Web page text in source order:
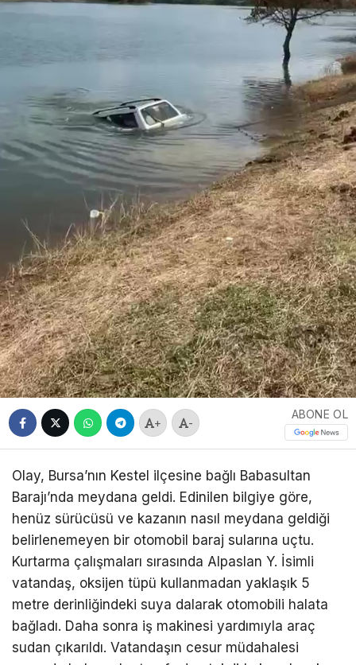
+ -
ABONE OL
Olay, Bursa’nın Kestel ilçesine bağlı Babasultan
Barajı’nda meydana geldi. Edinilen bilgiye göre,
henüz sürücüsü ve kazanın nasıl meydana geldiği
belirlenemeyen bir otomobil baraj sularına uçtu.
Kurtarma çalışmaları sırasında Alpaslan Y. İsimli
vatandaş, oksijen tüpü kullanmadan yaklaşık 5
metre derinliğindeki suya dalarak otomobili halata
bağladı. Daha sonra iş makinesi yardımıyla araç
sudan çıkarıldı. Vatandaşın cesur müdahalesi